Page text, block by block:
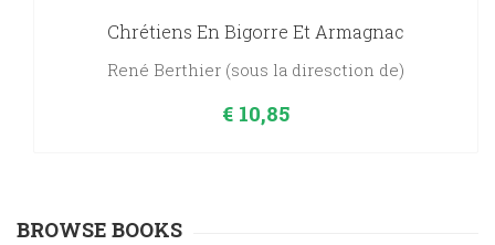
Chrétiens En Bigorre Et Armagnac
René Berthier (sous la diresction de)
€ 10,85
BROWSE BOOKS